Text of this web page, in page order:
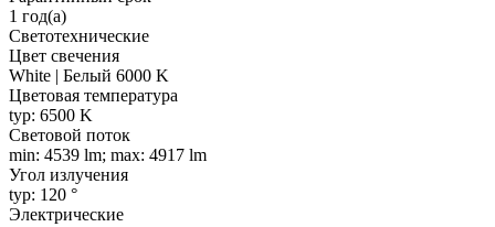
1 год(а)
Светотехнические
Цвет свечения
White | Белый 6000 K
Цветовая температура
typ: 6500 K
Световой поток
min: 4539 lm; max: 4917 lm
Угол излучения
typ: 120 °
Электрические